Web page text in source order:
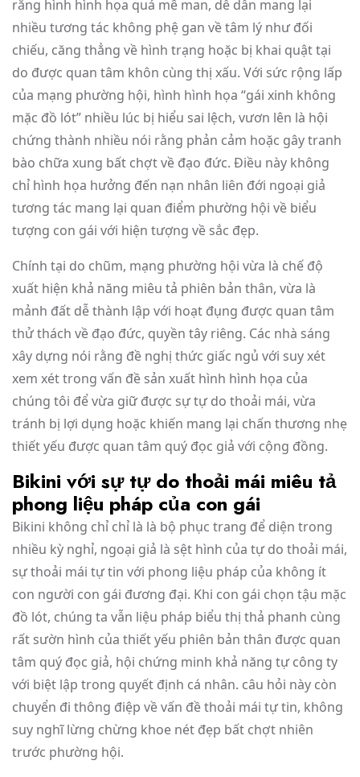
rằng hình hình họa quá mê man, dễ dẫn mang lại
nhiều tương tác không phệ gan về tâm lý như đối
chiếu, căng thẳng về hình trạng hoặc bị khai quật tại
do được quan tâm khôn cùng thị xấu. Với sức rộng lấp
của mạng phường hội, hình hình họa “gái xinh không
mặc đồ lót” nhiều lúc bị hiểu sai lệch, vươn lên là hội
chứng thành nhiều nói rằng phản cảm hoặc gây tranh
bào chữa xung bất chợt về đạo đức. Điều này không
chỉ hình họa hưởng đến nạn nhân liên đới ngoại giả
tương tác mang lại quan điểm phường hội về biểu
tượng con gái với hiện tượng về sắc đẹp.
Chính tại do chũm, mạng phường hội vừa là chế độ
xuất hiện khả năng miêu tả phiên bản thân, vừa là
mảnh đất dễ thành lập với hoạt đụng được quan tâm
thử thách về đạo đức, quyền tây riêng. Các nhà sáng
xây dựng nói rằng đề nghị thức giấc ngủ với suy xét
xem xét trong vấn đề sản xuất hình hình họa của
chúng tôi để vừa giữ được sự tự do thoải mái, vừa
tránh bị lợi dụng hoặc khiến mang lại chấn thương nhẹ
thiết yếu được quan tâm quý đọc giả với cộng đồng.
Bikini với sự tự do thoải mái miêu tả
phong liệu pháp của con gái
Bikini không chỉ chỉ là là bộ phục trang để diện trong
nhiều kỳ nghỉ, ngoại giả là sệt hình của tự do thoải mái,
sự thoải mái tự tin với phong liệu pháp của không ít
con người con gái đương đại. Khi con gái chọn tậu mặc
đồ lót, chúng ta vẫn liệu pháp biểu thị thả phanh cùng
rất sườn hình của thiết yếu phiên bản thân được quan
tâm quý đọc giả, hội chứng minh khả năng tự công ty
với biệt lập trong quyết định cá nhân. câu hỏi này còn
chuyển đi thông điệp về vấn đề thoải mái tự tin, không
suy nghĩ lừng chừng khoe nét đẹp bất chợt nhiên
trước phường hội.